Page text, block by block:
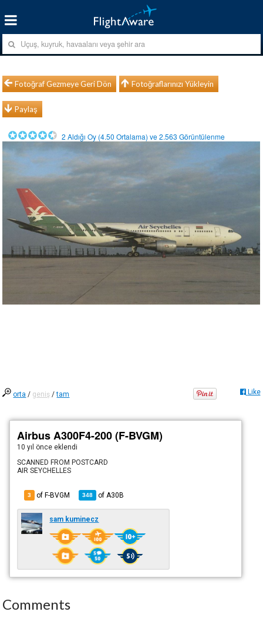
Fotoğraf Gezmeye Geri Dön Fotoğraflarınızı Yükleyin
Paylaş
2 Aldığı Oy (4.50 Ortalama) ve2.563 Görüntülenme
orta / geniş /tam Like
Airbus A300F4-200 (F-BVGM)
10 yıl önce eklendi
SCANNED FROM POSTCARD
AIR SEYCHELLES
3 of F-BVGM 348 of A30B
sam kuminecz
Comments